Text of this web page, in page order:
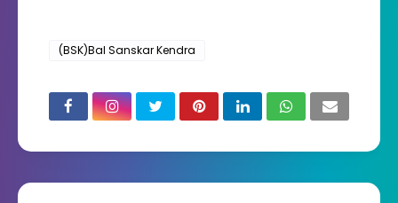
(BSK)Bal Sanskar Kendra